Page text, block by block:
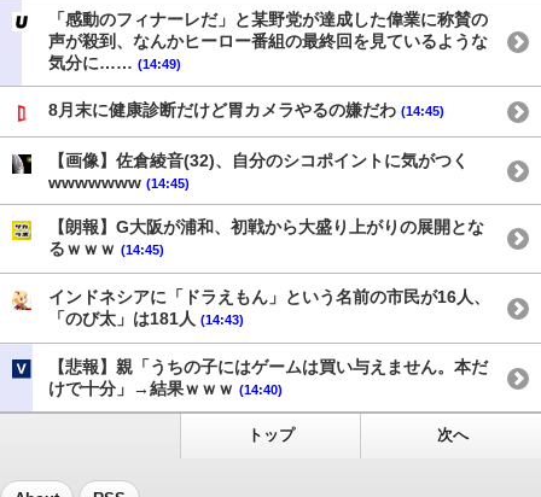
「感動のフィナーレだ」と某野党が達成した偉業に称賛の
声が殺到、なんかヒーロー番組の最終回を見ているような
気分に…… (14:49)
8月末に健康診断だけど胃カメラやるの嫌だわ (14:45)
【画像】佐倉綾音(32)、自分のシコポイントに気がつく
wwwwwww (14:45)
【朗報】G大阪が浦和、初戦から大盛り上がりの展開とな
るｗｗｗ (14:45)
インドネシアに「ドラえもん」という名前の市民が16人、
「のび太」は181人 (14:43)
【悲報】親「うちの子にはゲームは買い与えません。本だ
けで十分」→結果ｗｗｗ (14:40)
トップ 次へ